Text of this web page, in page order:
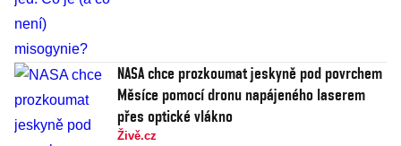
NASA chce prozkoumat jeskyně pod povrchem
Měsíce pomocí dronu napájeného laserem
přes optické vlákno
Živě.cz